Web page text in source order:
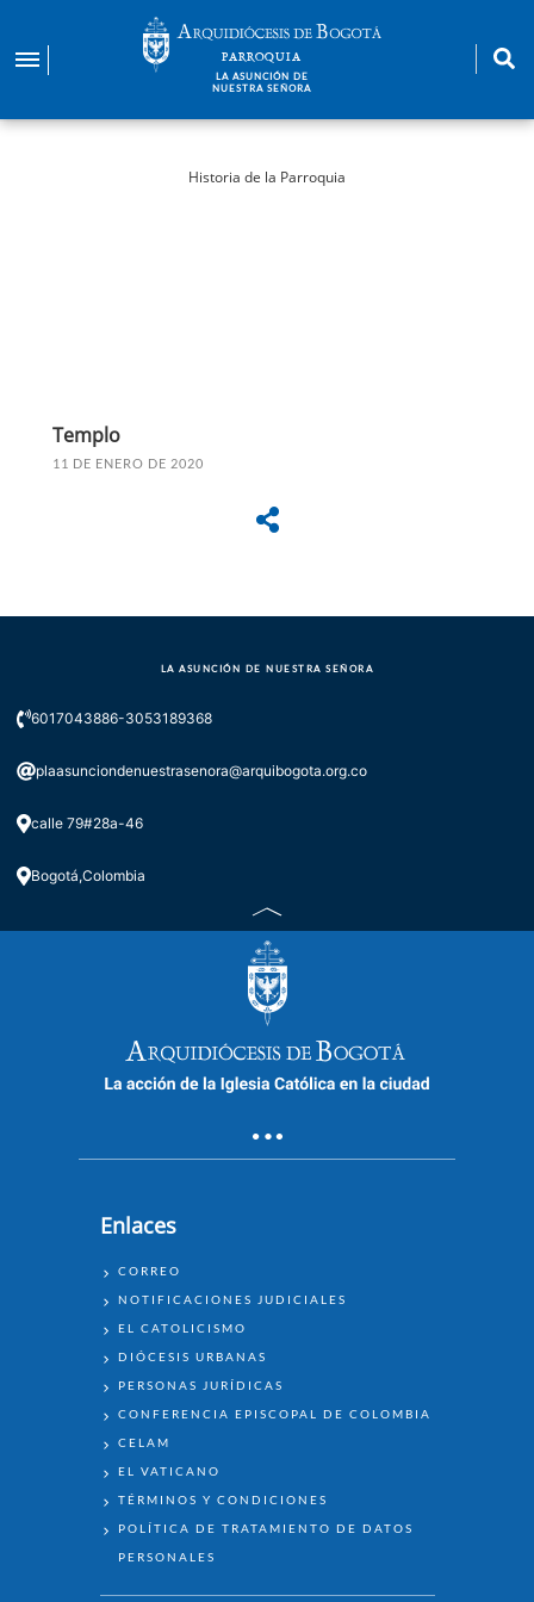
contenido
PARROQUIA
LA ASUNCIÓN DE
NUESTRA SEÑORA
Historia de la Parroquia
Templo
11 DE ENERO DE 2020
LA ASUNCIÓN DE NUESTRA SEÑORA
6017043886-3053189368
plaasunciondenuestrasenora@arquibogota.org.co
calle 79#28a-46
Bogotá,Colombia
Enlaces
ENLACES
CORREO
NOTIFICACIONES JUDICIALES
EL CATOLICISMO
DIÓCESIS URBANAS
PERSONAS JURÍDICAS
CONFERENCIA EPISCOPAL DE COLOMBIA
CELAM
EL VATICANO
TÉRMINOS Y CONDICIONES
POLÍTICA DE TRATAMIENTO DE DATOS
PERSONALES